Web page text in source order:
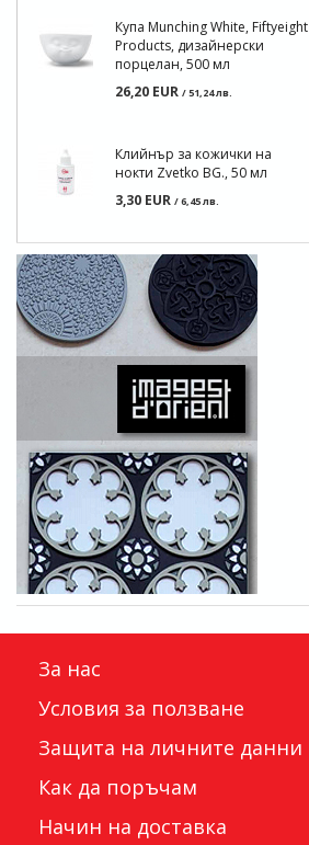
Купа Munching White, Fiftyeight
Products, дизайнерски
порцелан, 500 мл
26,20 EUR / 51,24 лв.
Клийнър за кожички на
нокти Zvetko BG., 50 мл
3,30 EUR / 6,45 лв.
За нас
Условия за ползване
Защита на личните данни
Как да поръчам
Начин на доставка